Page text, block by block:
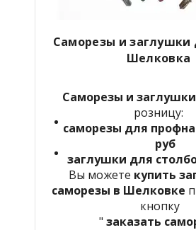
Саморезы и заглушки
Шелковка
Саморезы и заглушки
розницу:
саморезы для
руб
заглушки для
Вы можете купить
саморезы в Шелковке
кнопку
" заказать